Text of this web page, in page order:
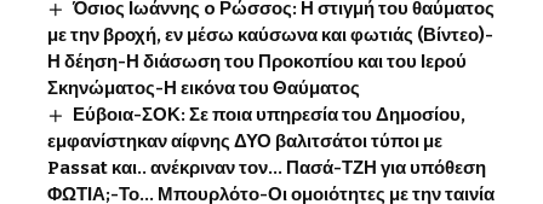
Όσιος Ιωάννης o Ρώσσος: Η στιγμή του θαύματος
με την βροχή, εν μέσω καύσωνα και φωτιάς (Βίντεο)-
Η δέηση-Η διάσωση του Προκοπίου και του Ιερού
Σκηνώματος-Η εικόνα του Θαύματος
Εύβοια-ΣΟΚ: Σε ποια υπηρεσία του Δημοσίου,
εμφανίστηκαν αίφνης ΔΥΟ βαλιτσάτοι τύποι με
Passat και.. ανέκριναν τον… Πασά-ΤΖΗ για υπόθεση
ΦΩΤΙΑ;-Το… Μπουρλότο-Οι ομοιότητες με την ταινία